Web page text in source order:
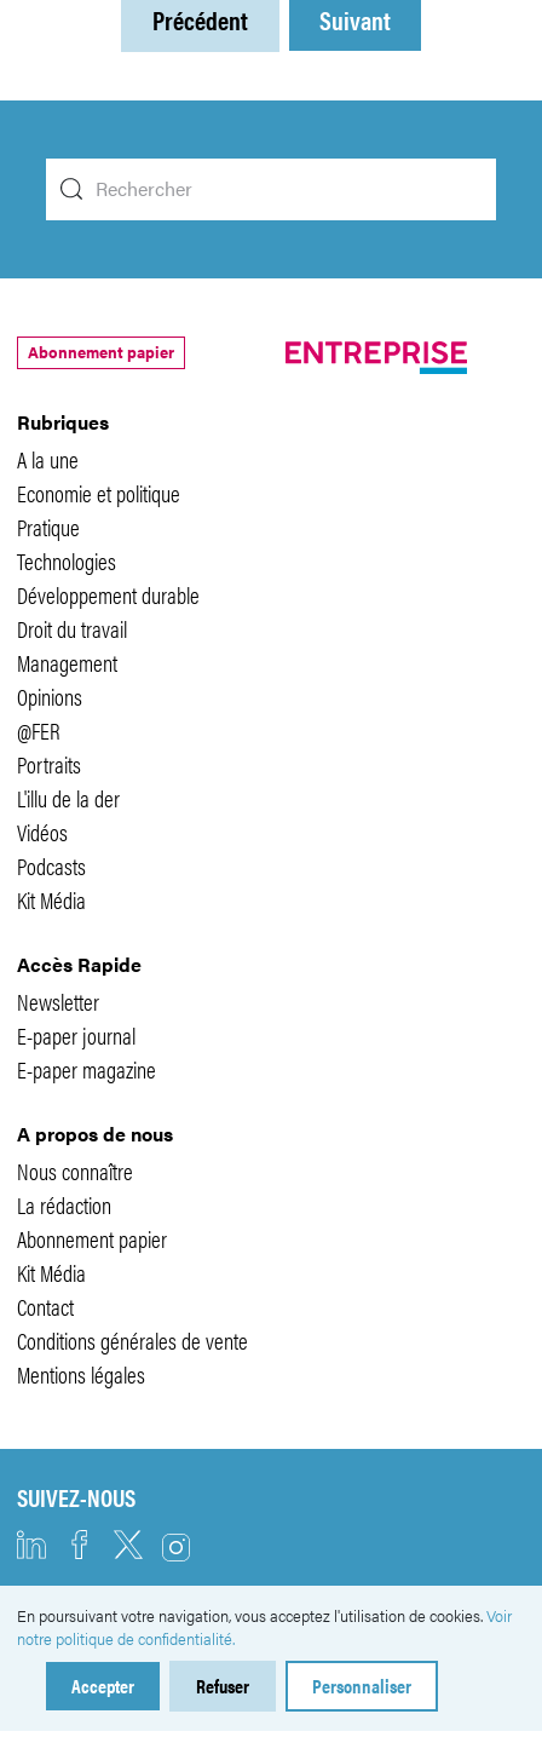
Précédent Suivant
Rubriques
A la une
Economie et politique
Pratique
Technologies
Développement durable
Droit du travail
Management
Opinions
@FER
Portraits
L'illu de la der
Vidéos
Podcasts
Kit Média
Accès Rapide
Newsletter
E-paper journal
E-paper magazine
A propos de nous
Nous connaître
La rédaction
Abonnement papier
Kit Média
Contact
Conditions générales de vente
Mentions légales
Abonnement papier
SUIVEZ-NOUS
NEWSLETTER
En poursuivant votre navigation, vous acceptez l'utilisation de cookies.Voir
notre politique de confidentialité.
Accepter Refuser Personnaliser